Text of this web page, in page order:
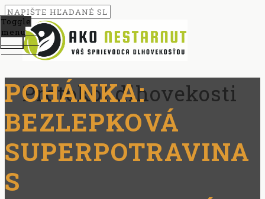
Protokol dlhovekosti
Toggle
menu
POHÁNKA:
BEZLEPKOVÁ
SUPERPOTRAVINA
S